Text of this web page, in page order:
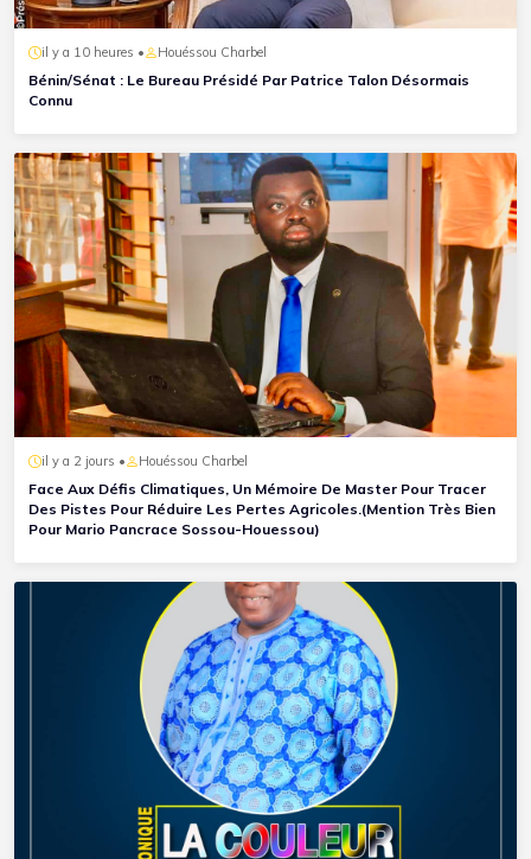
il y a 10 heures • Houéssou Charbel
Bénin/Sénat : Le Bureau Présidé Par Patrice Talon Désormais
Connu
il y a 2 jours • Houéssou Charbel
Face Aux Défis Climatiques, Un Mémoire De Master Pour Tracer
Des Pistes Pour Réduire Les Pertes Agricoles.(Mention Très Bien
Pour Mario Pancrace Sossou-Houessou)